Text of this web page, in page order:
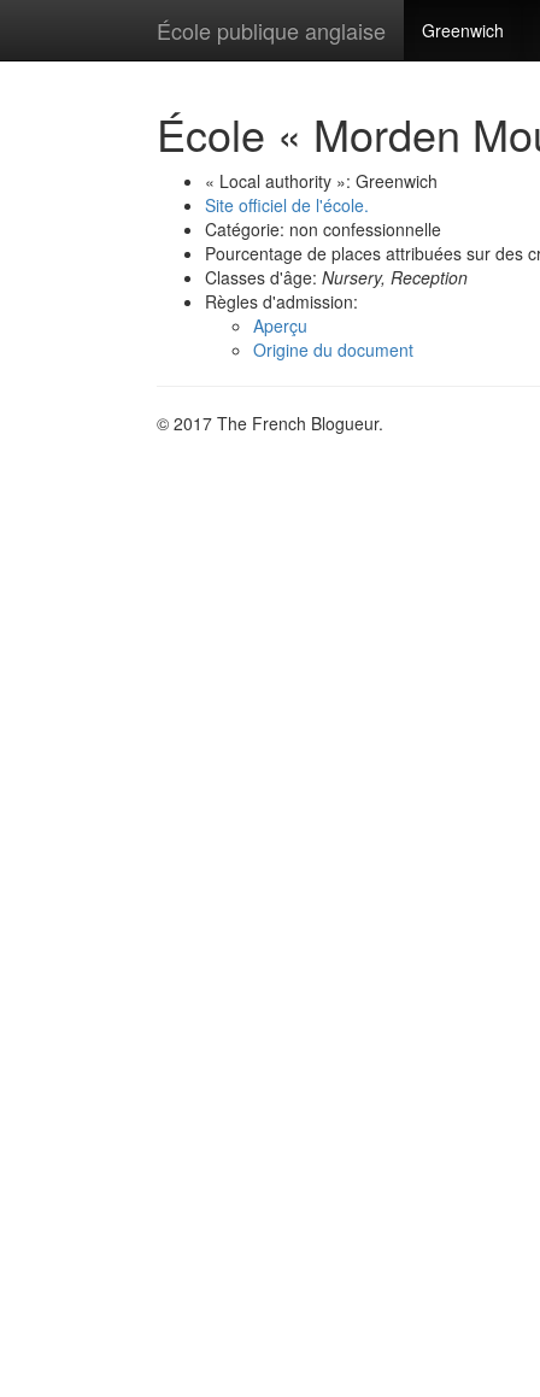
École publique anglaise Greenwich
École « Morden
« Local authority »: Greenwich
Site officiel de l'école.
Catégorie: non confessionnelle
Pourcentage de places attribuées sur des
Classes d'âge: Nursery, Reception
Règles d'admission:
Aperçu
Origine du document
© 2017 The French Blogueur.